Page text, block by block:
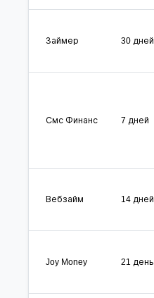
Займер 30 дней
Смс Финанс 7 дней
Вебзайм 14 дней
Joy Money 21 день